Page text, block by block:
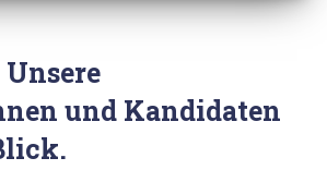
Unsere
und Kandidaten